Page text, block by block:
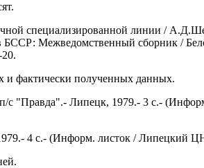
специализированной линии /
Межведомственный сборник /
и фактически полученных данных.
с "Правда".- Липецк, 1979.- 3 с.-
4 с.- (Информ. листок / Липецкий